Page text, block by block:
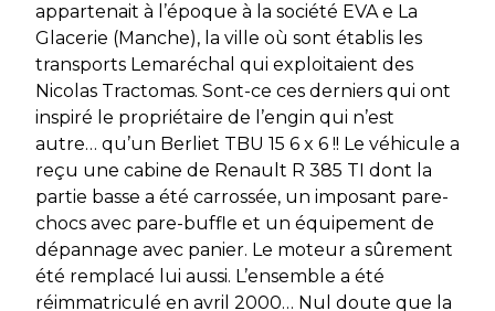
appartenait à l’époque à la société EVA e La
Glacerie (Manche), la ville où sont établis les
transports Lemaréchal qui exploitaient des
Nicolas Tractomas. Sont-ce ces derniers qui ont
inspiré le propriétaire de l’engin qui n’est
autre… qu’un Berliet TBU 15 6 x 6 !! Le véhicule a
reçu une cabine de Renault R 385 TI dont la
partie basse a été carrossée, un imposant pare-
chocs avec pare-buffle et un équipement de
dépannage avec panier. Le moteur a sûrement
été remplacé lui aussi. L’ensemble a été
réimmatriculé en avril 2000… Nul doute que la